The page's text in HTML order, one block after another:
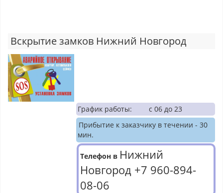
Вскрытие замков Нижний Новгород
График работы:
с 06 до 23
Прибытие к заказчику в течении - 30
мин.
Телефон в Нижний
Новгород +7 960-894-
08-06